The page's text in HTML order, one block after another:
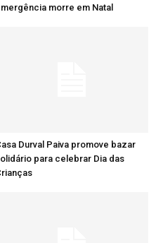
morre em Natal
Durval Paiva promove bazar
para celebrar Dia das